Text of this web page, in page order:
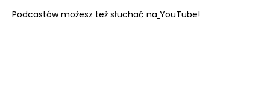
Podcastów możesz też słuchać na YouTube!